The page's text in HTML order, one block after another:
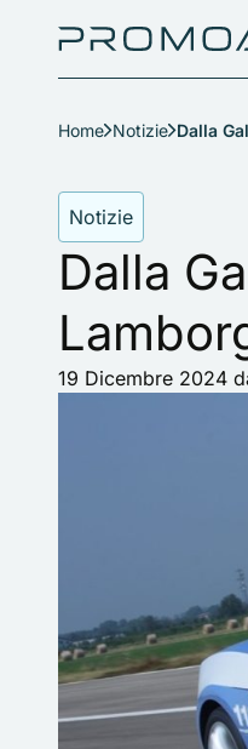
Home Notizie Dalla
Notizie
Dalla
19 Dicembre 2024